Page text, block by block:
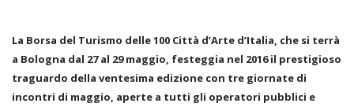
La Borsa del Turismo delle 100 Città d’Arte d’Italia, che si terrà
a Bologna dal 27 al 29 maggio, festeggia nel 2016 il prestigioso
traguardo della ventesima edizione con tre giornate di
incontri di maggio, aperte a tutti gli operatori pubblici e